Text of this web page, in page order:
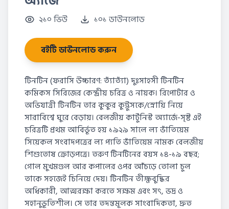
২১০ ভিউ ১০১ ডাউনলোড
বইটি ডাউনলোড করুন
টিনটিন (ফরাসি উচ্চারণ: ত্যাঁত্যাঁ) দুঃসাহসী টিনটিন
কমিকস সিরিজের কেন্দ্রীয় চরিত্র ও নায়ক। রিপোর্টার ও
অভিযাত্রী টিনটিন তার কুকুর কুট্টুসকে/স্নোয়ি নিয়ে
সারাবিশ্বে ঘুরে বেড়ায়। বেলজীয় কার্টুনিস্ট অ্যার্জে-সৃষ্ট এই
চরিত্রটি প্রথম আবির্ভূত হয় ১৯২৯ সালে ল্য ভাঁতিয়েম
সিয়েকল সংবাদপত্রের ল্য প্যতি ভাঁতিয়েম নামক বেলজীয়
শিশুতোষ ক্রোড়পত্রে। তরুণ টিনটিনের বয়স ১৪-১৯ বছর;
গোল মুখমণ্ডল আর কপালের ওপর আঁচড়ে তোলা চুল
তাকে সহজেই চিনিয়ে দেয়। টিনটিন তীক্ষ্ণবুদ্ধির
অধিকারী, আত্মরক্ষা করতে সক্ষম এবং সৎ, ভদ্র ও
সহানুভূতিশীল। সে তার তদন্তমূলক সাংবাদিকতা, দ্রুত